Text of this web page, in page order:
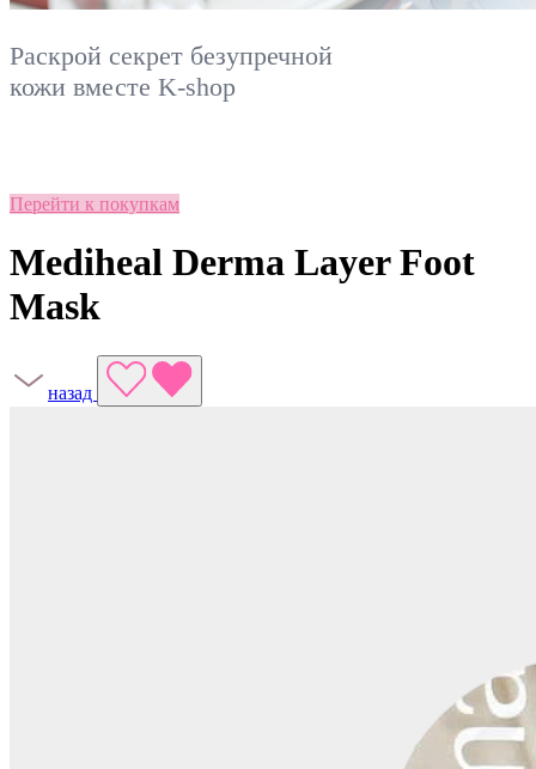
Раскрой секрет безупречной
кожи вместе K-shop
Перейти к покупкам
Mediheal Derma Layer Foot
Mask
назад